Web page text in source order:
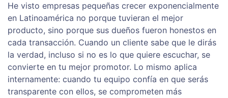
He visto empresas pequeñas crecer exponencialmente
en Latinoamérica no porque tuvieran el mejor
producto, sino porque sus dueños fueron honestos en
cada transacción. Cuando un cliente sabe que le dirás
la verdad, incluso si no es lo que quiere escuchar, se
convierte en tu mejor promotor. Lo mismo aplica
internamente: cuando tu equipo confía en que serás
transparente con ellos, se comprometen más